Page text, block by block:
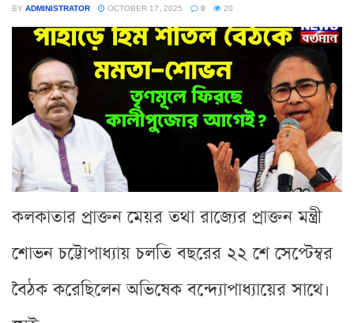
BY ADMINISTRATOR OCTOBER 17, 2025 0 20
কলকাতার প্রাক্তন মেয়র তথা রাজ্যের প্রাক্তন মন্ত্রী
শোভন চট্টোপাধ্যায় চলতি বছরের ২২ শে সেপ্টেম্বর
বৈঠক করেছিলেন অভিষেক বন্দ্যোপাধ্যায়ের সাথে।